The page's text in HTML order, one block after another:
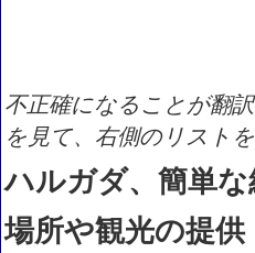
不正確になることが翻
を見て、右側のリスト
ハルガダ、簡単な
場所や観光の提供